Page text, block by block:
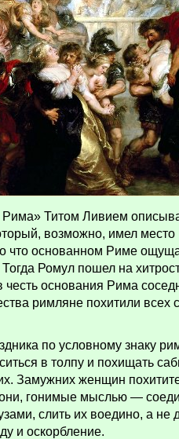
Рима» Титом Ливием
возможно, имел место
что основанном Риме
Ромул пошел на
честь основания Рима
римляне похитили всех
по условному знаку
в толпу и похищать
Замужних женщин
они, гонимые мыслью —
слить их воедино, а не
и оскорбление.